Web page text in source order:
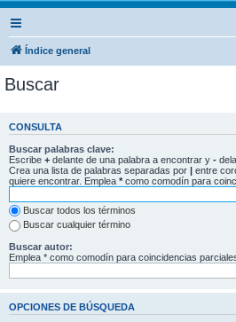
Índice general
Buscar
CONSULTA
Buscar palabras clave:
Escribe + delante de una palabra a encontrar y -
Crea una lista de palabras separadas por | entre
quiere encontrar. Emplea * como comodín para
Buscar todos los términos
Buscar cualquier término
Buscar autor:
Emplea * como comodín para coincidencias
OPCIONES DE BÚSQUEDA